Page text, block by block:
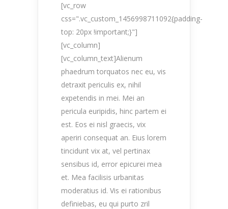
[vc_row
css=".vc_custom_1456998711092{padding-
top: 20px !important;}"]
[vc_column]
[vc_column_text]Alienum
phaedrum torquatos nec eu, vis
detraxit periculis ex, nihil
expetendis in mei. Mei an
pericula euripidis, hinc partem ei
est. Eos ei nisl graecis, vix
aperiri consequat an. Eius lorem
tincidunt vix at, vel pertinax
sensibus id, error epicurei mea
et. Mea facilisis urbanitas
moderatius id. Vis ei rationibus
definiebas, eu qui purto zril